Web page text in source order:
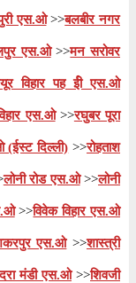
एस.ओ>>बलबीर नगर
एस.ओ>>मन सरोवर
विहार पह ईी एस.ओ
एस.ओ>>रघुबर पूरा
दिल्ली) >>रोहताश
लोनी रोड एस.ओ>>लोनी
>>विवेक विहार एस.ओ
एस.ओ>>शास्त्री
मंडी एस.ओ>>शिवजी